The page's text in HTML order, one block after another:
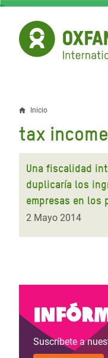
Pasar
contenido
principal
Sobrescribir
enlaces
de
ayuda
la
Inicio
tax income
Una fiscalidad
duplicaría los
empresas en los
2 Mayo 2014
Suscríbete a